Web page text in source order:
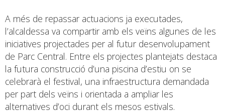
A més de repassar actuacions ja executades,
l’alcaldessa va compartir amb els veïns algunes de les
iniciatives projectades per al futur desenvolupament
de Parc Central. Entre els projectes plantejats destaca
la futura construcció d’una piscina d’estiu on se
celebrarà el festival, una infraestructura demandada
per part dels veïns i orientada a ampliar les
alternatives d’oci durant els mesos estivals.